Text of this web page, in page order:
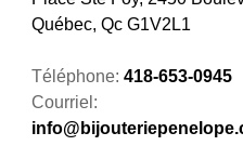
Québec, Qc G1V2L1
Téléphone: 418-653-0945
Courriel: